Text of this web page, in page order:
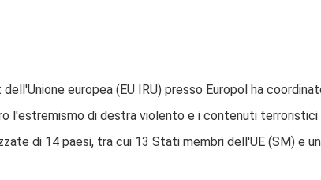
europea (EU IRU) presso Europol ha
l'estremismo di destra violento e i contenuti terroristici
di 14 paesi, tra cui 13 Stati membri dell'UE (SM) e un